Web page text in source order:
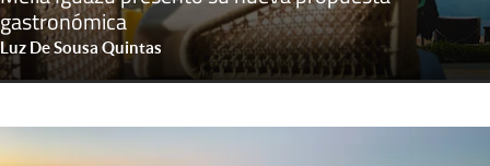
gastronómica
Luz De Sousa Quintas